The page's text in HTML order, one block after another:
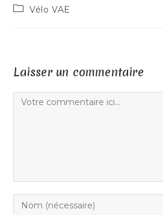
Vélo VAE
Laisser un commentaire